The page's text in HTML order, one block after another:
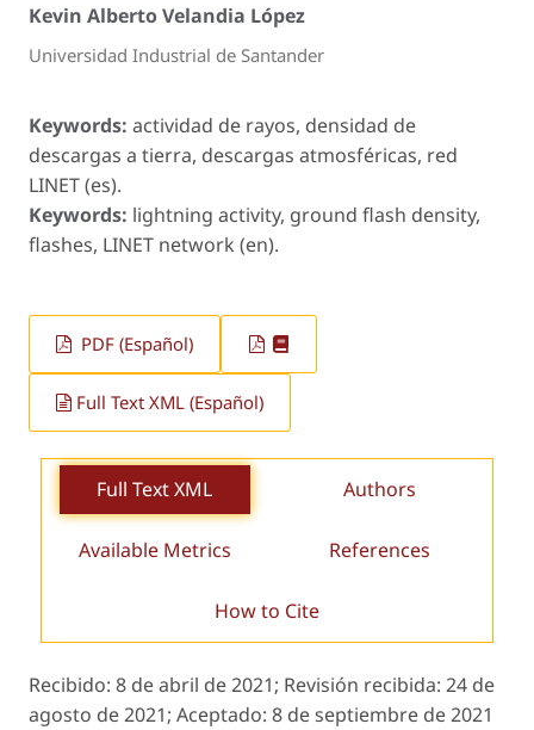
Kevin Alberto Velandia López
Universidad Industrial de Santander
Keywords: actividad de rayos, densidad de
descargas a tierra, descargas atmosféricas, red
LINET (es).
Keywords: lightning activity, ground flash density,
flashes, LINET network (en).
PDF (Español)
Full Text XML (Español)
Full Text XML Authors
Available Metrics References
How to Cite
Recibido: 8 de abril de 2021; Revisión recibida: 24 de
agosto de 2021; Aceptado: 8 de septiembre de 2021